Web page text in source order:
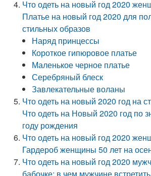
Что одеть на новый год 2020
Платье на новый год 2020 для
стильных образов
Наряд принцессы
Короткое гипюровое платье
Маленькое черное платье
Серебряный блеск
Завлекательные воланы
Что одеть на новый 2020 год на
Что одеть на Новый 2020 год по
году рождения
Что одеть на новый год 2020
Гардероб женщины 50 лет на
Что одеть на новый год 2020